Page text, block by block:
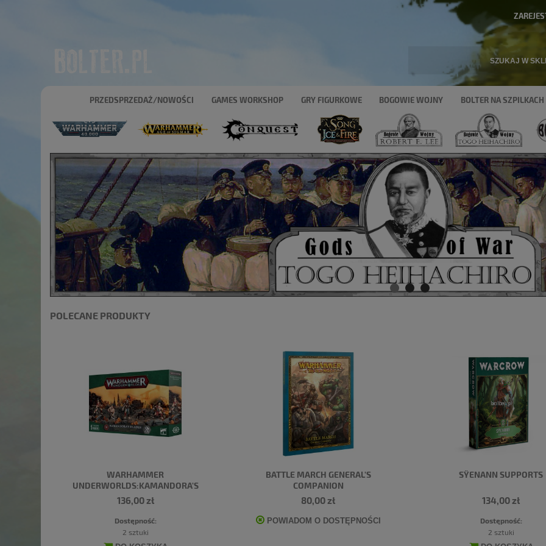
PRZEDSPRZEDAŻ/NOWOŚCI GAMES WORKSHOP GRY FIGURKOWE BOGOWIE WOJNY BOLTER NA SZPILKACH
POLECANE PRODUKTY
WARHAMMER
UNDERWORLDS:KAMANDORA'S
BLADES
136,00 zł
Dostępność:
2 sztuki
BATTLE MARCH GENERAL'S
COMPANION
80,00 zł
POWIADOM O DOSTĘPNOŚCI
SŸENANN SUPPORTS
134,00 zł
Dostępność:
2 sztuki